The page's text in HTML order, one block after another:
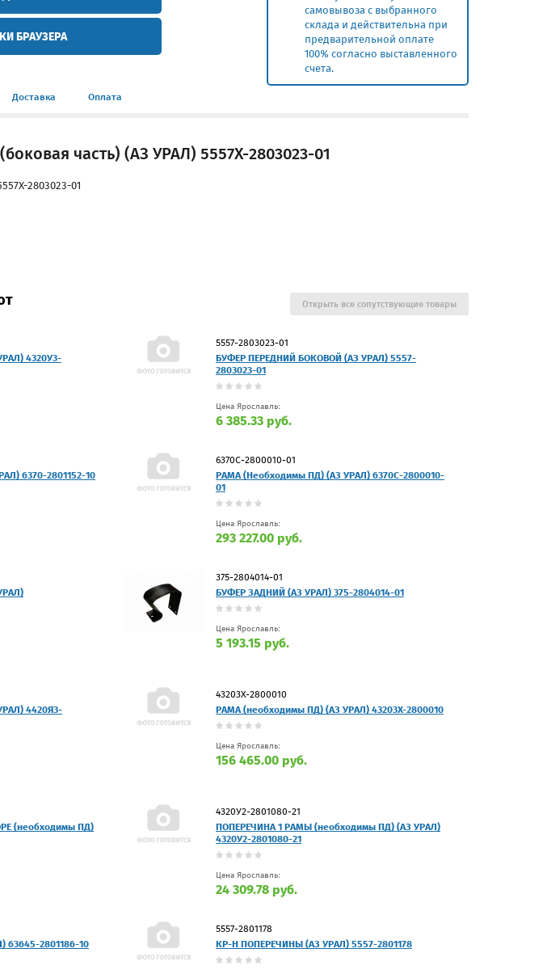
самовывоза с выбранного
склада и действительна при
предварительной оплате
100% согласно выставленного
счета.
БРАУЗЕРА
Доставка Оплата
часть) (АЗ УРАЛ) 5557Х-2803023-01
2803023-01
4320У3-
5557-2803023-01
БУФЕР ПЕРЕДНИЙ БОКОВОЙ (АЗ УРАЛ) 5557-
2803023-01
Цена Ярославль:
6 385.33 руб.
6370-2801152-10
6370С-2800010-01
РАМА (Необходимы ПД) (АЗ УРАЛ) 6370С-2800010-
01
Цена Ярославль:
293 227.00 руб.
375-2804014-01
БУФЕР ЗАДНИЙ (АЗ УРАЛ) 375-2804014-01
Цена Ярославль:
5 193.15 руб.
4420Я3-
43203Х-2800010
РАМА (необходимы ПД) (АЗ УРАЛ) 43203Х-2800010
Цена Ярославль:
156 465.00 руб.
(необходимы ПД)
4320У2-2801080-21
ПОПЕРЕЧИНА 1 РАМЫ (необходимы ПД) (АЗ УРАЛ)
4320У2-2801080-21
Цена Ярославль:
24 309.78 руб.
2801186-10
5557-2801178
КР-Н ПОПЕРЕЧИНЫ (АЗ УРАЛ) 5557-2801178
Открыть все сопутствующие товары